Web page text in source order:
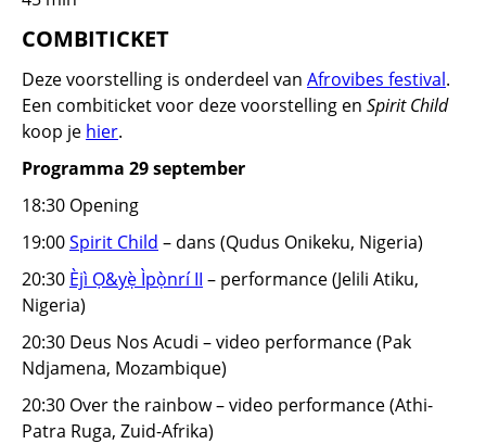
COMBITICKET
Deze voorstelling is onderdeel van Afrovibes festival.
Een combiticket voor deze voorstelling en Spirit Child
koop je hier.
Programma 29 september
18:30 Opening
19:00Spirit Child – dans (Qudus Onikeku, Nigeria)
20:30 Èjì Ọ&yẹ̀ Ìpọ̀nrí II – performance (Jelili Atiku,
Nigeria)
20:30 Deus Nos Acudi – video performance (Pak
Ndjamena, Mozambique)
20:30 Over the rainbow – video performance (Athi-
Patra Ruga, Zuid-Afrika)